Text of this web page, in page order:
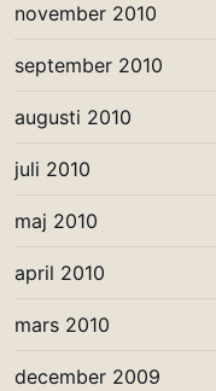
november 2010
september 2010
augusti 2010
juli 2010
maj 2010
april 2010
mars 2010
december 2009